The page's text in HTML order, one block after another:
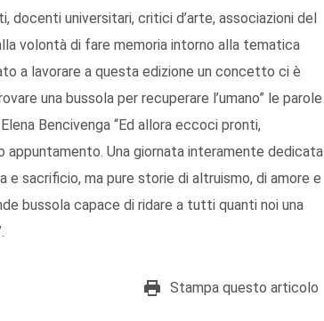
docenti universitari, critici d’arte, associazioni del
volontà di fare memoria intorno alla tematica
a lavorare a questa edizione un concetto ci è
una bussola per recuperare l’umano” le parole
Bencivenga “Ed allora eccoci pronti,
Una giornata interamente dedicata
e sacrificio, ma pure storie di altruismo, di amore e
bussola capace di ridare a tutti quanti noi una
Stampa questo articolo